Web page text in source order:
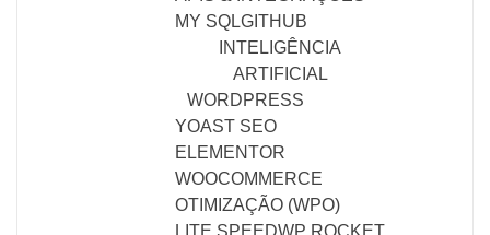
MY SQLGITHUB
INTELIGÊNCIA
ARTIFICIAL
WORDPRESS
YOAST SEO
ELEMENTOR
WOOCOMMERCE
OTIMIZAÇÃO (WPO)
LITE SPEEDWP ROCKET